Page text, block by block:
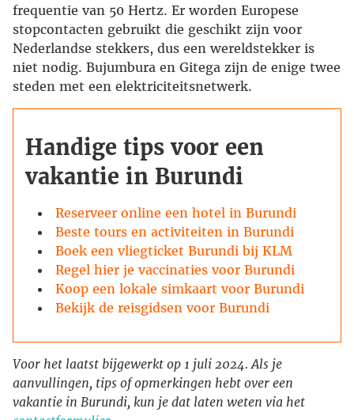
frequentie van 50 Hertz. Er worden Europese
stopcontacten gebruikt die geschikt zijn voor
Nederlandse stekkers, dus een wereldstekker is
niet nodig. Bujumbura en Gitega zijn de enige twee
steden met een elektriciteitsnetwerk.
Handige tips voor een
vakantie in Burundi
Reserveer online een hotel in Burundi
Beste tours en activiteiten in Burundi
Boek een vliegticket Burundi bij KLM
Regel hier je vaccinaties voor Burundi
Koop een lokale simkaart voor Burundi
Bekijk de reisgidsen voor Burundi
Voor het laatst bijgewerkt op 1 juli 2024. Als je
aanvullingen, tips of opmerkingen hebt over een
vakantie in Burundi, kun je dat laten weten via het